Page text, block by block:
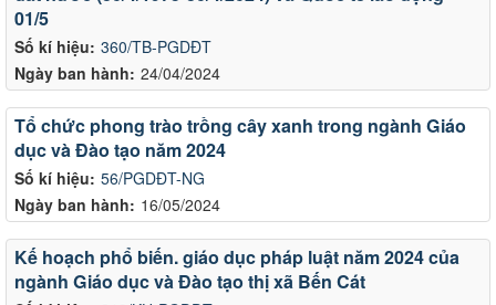
Số kí hiệu: 360/TB-PGDĐT
Ngày ban hành: 24/04/2024
01/5
Số kí hiệu: 56/PGDĐT-NG
Ngày ban hành: 16/05/2024
Tổ chức phong trào trồng cây xanh trong ngành Giáo
dục và Đào tạo năm 2024
Kế hoạch phổ biến. giáo dục pháp luật năm 2024 của
ngành Giáo dục và Đào tạo thị xã Bến Cát